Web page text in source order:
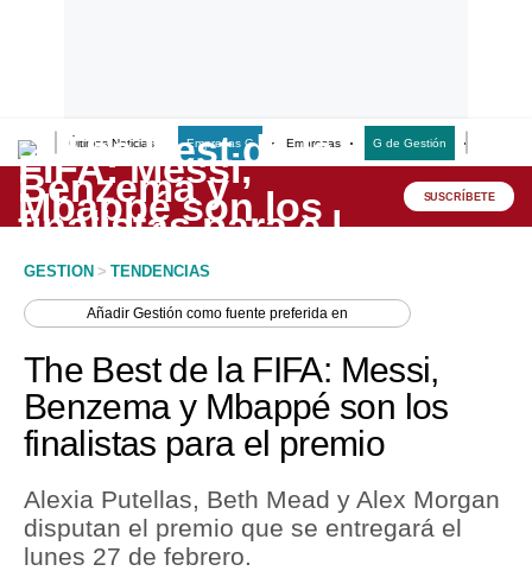
Últimas Noticias Empresas G Empresas G de Gestión
Lo último
Peru Quiosco
Economía
Mercados
Política
SUSCRÍBETE
GESTION > TENDENCIAS
AñadirGestión como fuente preferida en
The Best de la FIFA: Messi,
Benzema y Mbappé son los
finalistas para el premio
Alexia Putellas, Beth Mead y Alex Morgan
disputan el premio que se entregará el
lunes 27 de febrero.